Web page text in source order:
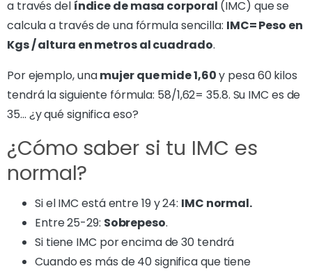
a través del índice de masa corporal (IMC) que se
calcula a través de una fórmula sencilla: IMC= Peso en
Kgs / altura en metros al cuadrado.
Por ejemplo, unamujer que mide 1,60y pesa 60 kilos
tendrá la siguiente fórmula: 58/1,62= 35.8. Su IMC es de
35… ¿y qué significa eso?
¿Cómo saber si tu IMC es
normal?
Si el IMC está entre 19 y 24: IMC normal.
Entre 25-29: Sobrepeso.
Si tiene IMC por encima de 30 tendrá
Cuando es más de 40 significa que tiene